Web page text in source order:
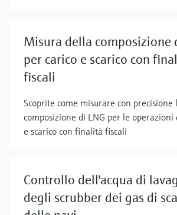
Misura della composizione
per carico e scarico con
fiscali
Scoprite come misurare con precisione
composizione di LNG per le operazioni
e scarico con finalità fiscali
Controllo dell'acqua di
degli scrubber dei gas di